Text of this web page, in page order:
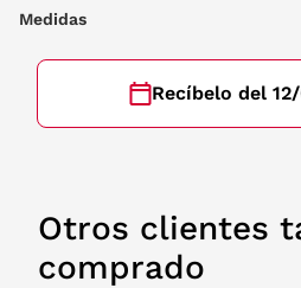
Medidas
Recíbelo del
Otros clientes
comprado